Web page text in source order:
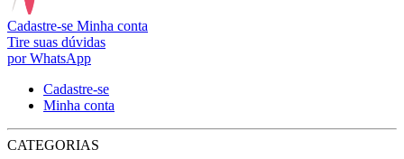
Cadastre-se Minha conta
Tire suas dúvidas
por WhatsApp
Cadastre-se
Minha conta
CATEGORIAS